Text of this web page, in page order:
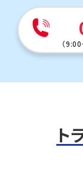
②県立高
小原
す。
数学（教
教科書
やテス
時間を
（9:00
ト